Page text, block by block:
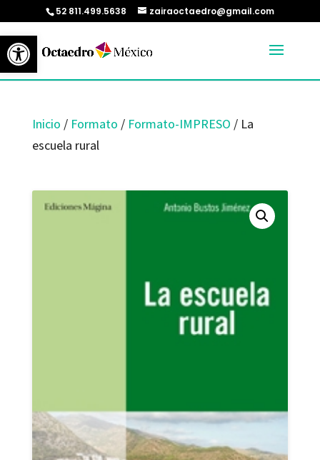
Abrir barra de herramientas
52 811.499.5638 zairaoctaedro@gmail.com
Inicio / Formato / Formato-IMPRESO / La
escuela rural